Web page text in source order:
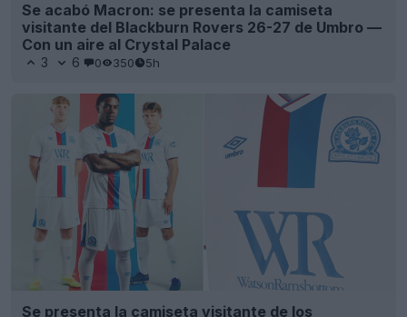
Se acabó Macron: se presenta la camiseta
visitante del Blackburn Rovers 26-27 de Umbro —
Con un aire al Crystal Palace
3 6 0 350 5h
Se presenta la camiseta visitante de los